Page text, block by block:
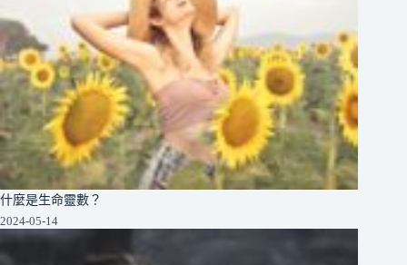
什麼是生命靈數？
2024-05-14